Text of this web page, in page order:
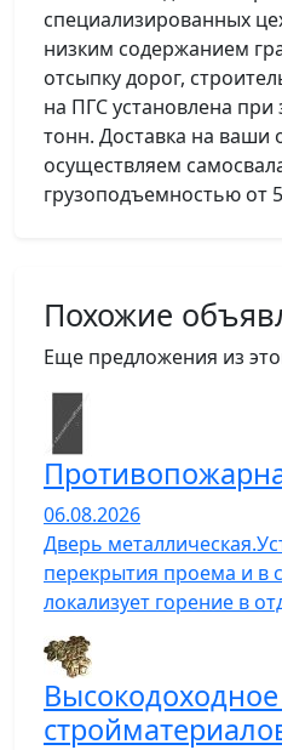
специализированных
низким содержанием
отсыпку дорог,
на ПГС установлена при
тонн. Доставка на ваши
осуществляем
грузоподъемностью от
Похожие
Еще предложения из
06.08.2026
Дверь
перекрытия проема и в
локализует горение в